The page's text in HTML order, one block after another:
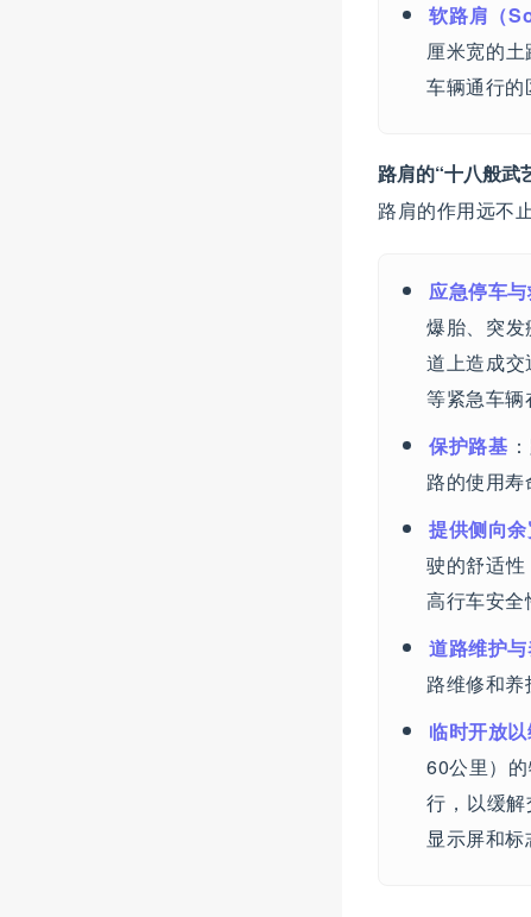
软路肩（
厘米宽的
车辆通行的
路肩的“十八般武
路肩的作用远不
应急停车
爆胎、突
道上造成
等紧急车辆
保护路基
路的使用寿
提供侧向
驶的舒适
高行车安全
道路维护
路维修和养
临时开放
60公里）
行，以缓
显示屏和标